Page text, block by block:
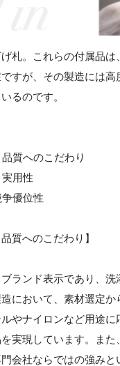
札。これらの付属品
すが、その製造には
るのです。
質へのこだわり
用性
優位性
質へのこだわり】
ランド表示であり、洗
において、素材選定
やナイロンなど用途
実現しています。ま
会社ならではの強みと